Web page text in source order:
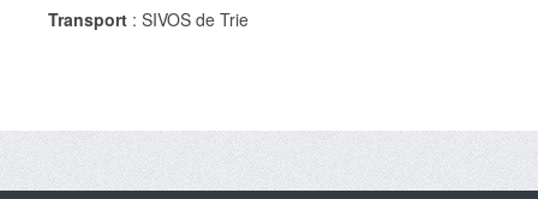
Transport : SIVOS de Trie